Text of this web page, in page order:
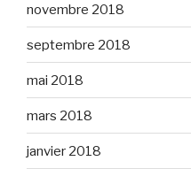
novembre 2018
septembre 2018
mai 2018
mars 2018
janvier 2018